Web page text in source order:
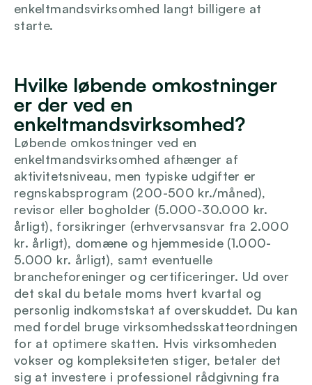
enkeltmandsvirksomhed langt billigere at
starte.
Hvilke løbende omkostninger
er der ved en
enkeltmandsvirksomhed?
Løbende omkostninger ved en
enkeltmandsvirksomhed afhænger af
aktivitetsniveau, men typiske udgifter er
regnskabsprogram (200-500 kr./måned),
revisor eller bogholder (5.000-30.000 kr.
årligt), forsikringer (erhvervsansvar fra 2.000
kr. årligt), domæne og hjemmeside (1.000-
5.000 kr. årligt), samt eventuelle
brancheforeninger og certificeringer. Ud over
det skal du betale moms hvert kvartal og
personlig indkomstskat af overskuddet. Du kan
med fordel bruge virksomhedsskatteordningen
for at optimere skatten. Hvis virksomheden
vokser og kompleksiteten stiger, betaler det
sig at investere i professionel rådgivning fra